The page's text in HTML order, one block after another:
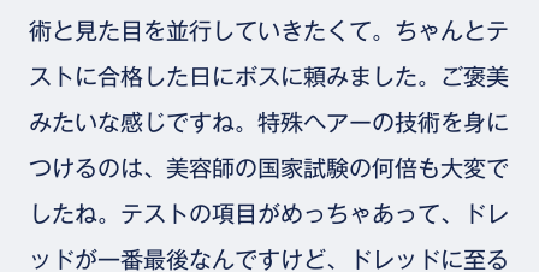
術と見た目を並行していきたくて。ちゃんとテ
ストに合格した日にボスに頼みました。ご褒美
みたいな感じですね。特殊ヘアーの技術を身に
つけるのは、美容師の国家試験の何倍も大変で
したね。テストの項目がめっちゃあって、ドレ
ッドが一番最後なんですけど、ドレッドに至る